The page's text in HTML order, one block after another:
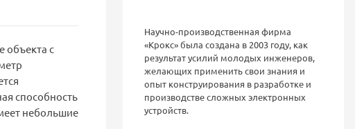
объекта с
способность
небольшие
Научно-производственная фирма
«Крокс» была создана в 2003 году, как
результат усилий молодых инженеров,
желающих применить свои знания и
опыт конструирования в разработке и
производстве сложных электронных
устройств.